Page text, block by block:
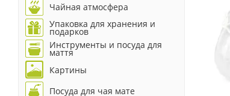
Чайная атмосфера
Упаковка для хранения и
подарков
Инструменты и посуда для
маття
Картины
Посуда для чая мате